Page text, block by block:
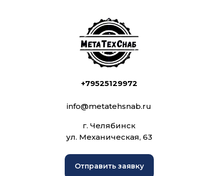
+79525129972
info@metatehsnab.ru
г. Челябинск
ул. Механическая, 63
Отправить заявку